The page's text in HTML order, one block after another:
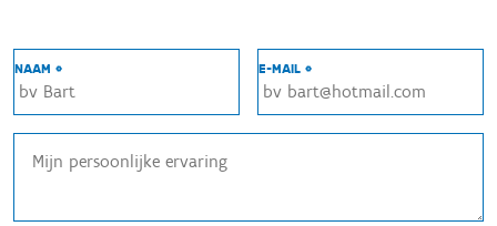
NAAM * E-MAIL *